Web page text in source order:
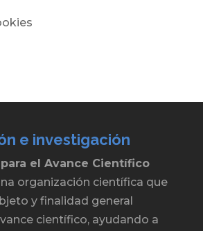
e investigación
el Avance Científico
organización científica que
y finalidad general
científico, ayudando a